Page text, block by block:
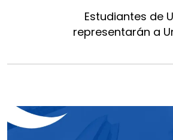
Estudiantes de
representarán a